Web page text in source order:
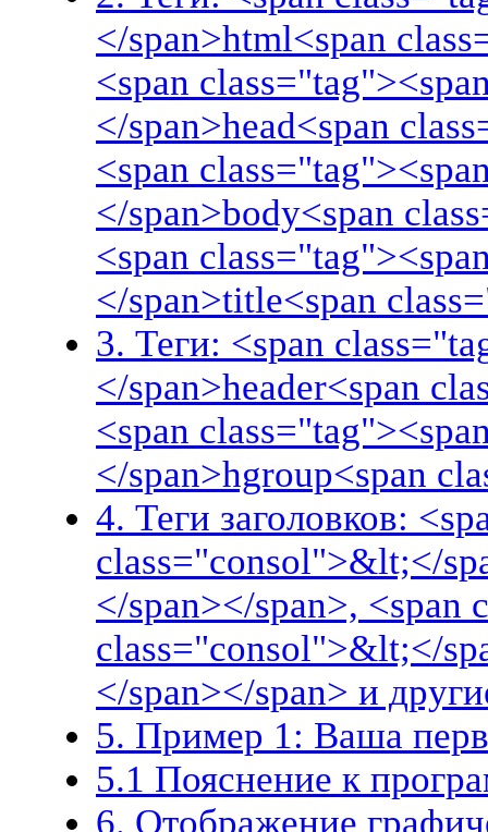
</span>html<span
<span
</span>head<span
<span
</span>body<span
<span
</span>title<span
3. Теги: <span
</span>header<span
<span
</span>hgroup<span
4. Теги заголовков:
class="consol">&lt;</
</span></span>, <span
class="consol">&lt;</
</span></span> и
5. Пример 1: Ваша
5.1 Пояснение к
6. Отображение